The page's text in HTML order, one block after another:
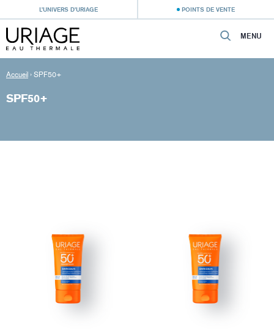
L’UNIVERS D’URIAGE POINTS DE VENTE
MENU
Accueil › SPF50+
SPF50+